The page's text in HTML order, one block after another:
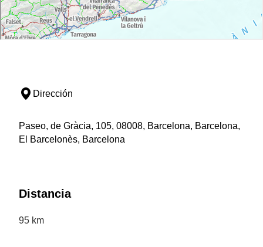
Dirección
Paseo, de Gràcia, 105, 08008, Barcelona, Barcelona,
El Barcelonès, Barcelona
Distancia
95 km